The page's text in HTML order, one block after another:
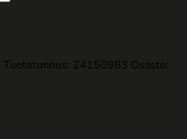
Tuotetunnus: 24150983 Osasto: